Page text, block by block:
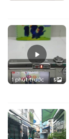
1 phút trước 5